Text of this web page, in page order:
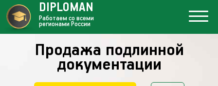
Продажа подлинной
документации
DIPLOMAN
Работаем со всеми
регионами России